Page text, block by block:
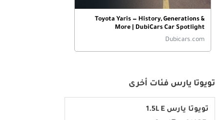
Toyota Yaris — History, Generations &
More | DubiCars Car Spotlight
Dubicars.com
تويوتا يارس فئات أخرى
تويوتا يارس 1.5L E